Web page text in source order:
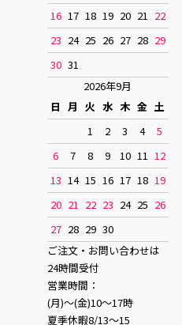
16 17 18 19 20 21 22
23 24 25 26 27 28 29
30 31
2026年9月
日 月 火 水 木 金 土
1
2 3 4
5
6
7 8 9 10 11 12
13 14 15 16 17 18 19
20 21 22 23 24 25 26
27 28 29 30
ご注文・お問い合わせは
24時間受付
営業時間：
(月)〜(金)10〜17時
夏季休暇8/13〜15